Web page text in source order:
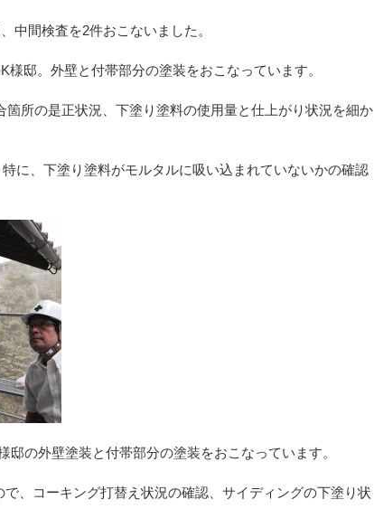
中間検査を2件おこないました。
邸。外壁と付帯部分の塗装をおこなっています。
所の是正状況、下塗り塗料の使用量と仕上がり状況を細か
に、下塗り塗料がモルタルに吸い込まれていないかの確認
邸の外壁塗装と付帯部分の塗装をおこなっています。
、コーキング打替え状況の確認、サイディングの下塗り状